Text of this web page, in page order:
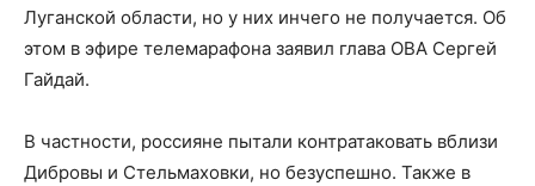
Луганской области, но у них инчего не получается. Об
этом в эфире телемарафона заявил глава ОВА Сергей
Гайдай.
В частности, россияне пытали контратаковать вблизи
Дибровы и Стельмаховки, но безуспешно. Также в